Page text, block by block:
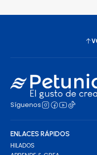
Síguenos
ENLACES RÁPIDOS
HILADOS